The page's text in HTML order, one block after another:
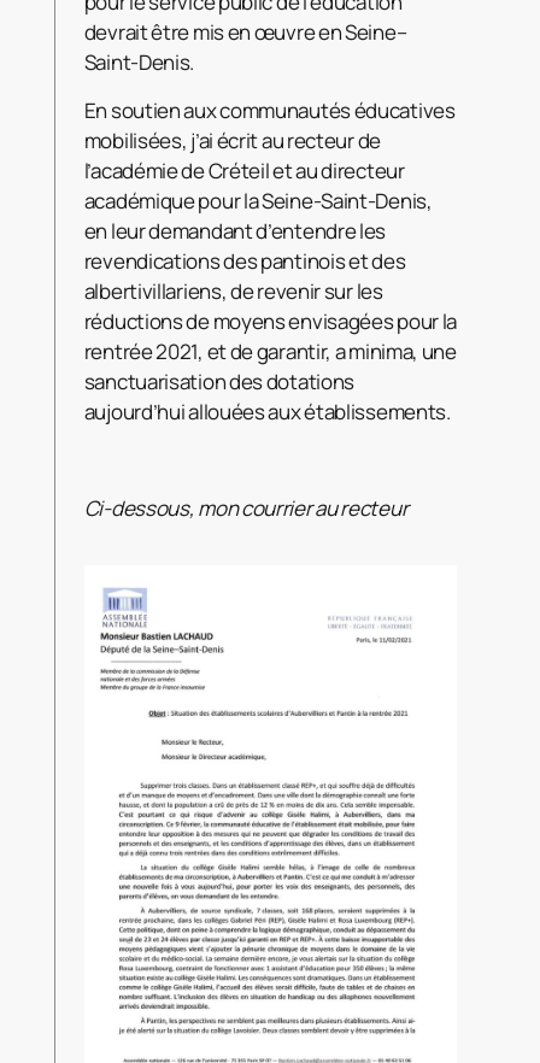
devrait être mis en œuvre en Seine–
Saint-Denis.
En soutien aux communautés éducatives
mobilisées, j’ai écrit au recteur de
l’académie de Créteil et au directeur
académique pour la Seine-Saint-Denis,
en leur demandant d’entendre les
revendications des pantinois et des
albertivillariens, de revenir sur les
réductions de moyens envisagées pour la
rentrée 2021, et de garantir, a minima, une
sanctuarisation des dotations
aujourd’hui allouées aux établissements.
Ci-dessous, mon courrier au recteur